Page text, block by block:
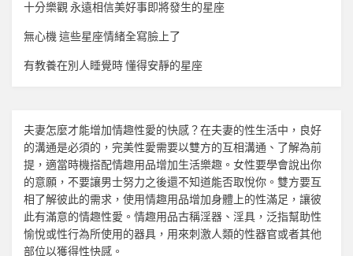
十分樂觀 永遠相信美好事即將發生的星座
無心機 這些星座情緒全寫臉上了
有教養在別人睡覺時 懂得安靜的星座
夫妻怎麼才能增加情趣性愛的快感？在夫妻的性生活中，良好
的溝通是必須的，完美性愛需要以雙方的互相溝通、了解為前
提，適當時機搭配情趣用品增加生活樂趣。女性要學會說出你
的意願，不要讓男士努力之後還不知道能否取悅你。雙方要互
相了解彼此的需求，使用情趣用品增加身體上的性滿足，讓彼
此有滿意的情趣性愛。 情趣用品古稱淫器、淫具，泛指幫助性
愉悅或性行為所使用的器具，用來刺激人類的性器官或者其他
部位以獲得性快感。